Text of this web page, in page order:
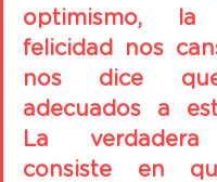
optimismo, la
felicidad nos
nos dice
adecuados a
La verdadera
consiste en